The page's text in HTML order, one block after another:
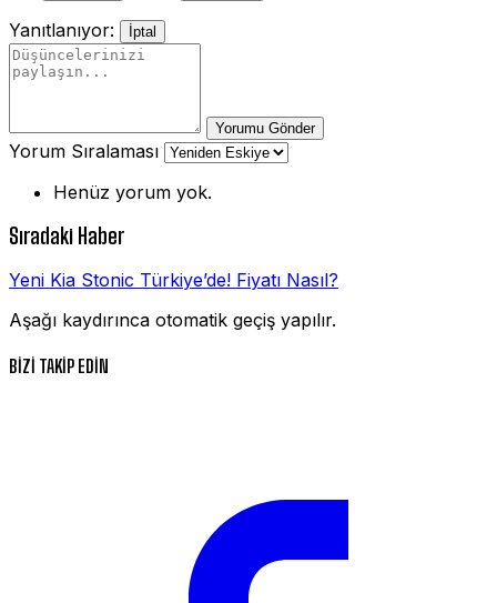
Yanıtlanıyor:
İptal
Yorumu Gönder
Yorum Sıralaması
Henüz yorum yok.
Sıradaki Haber
Yeni Kia Stonic Türkiye’de! Fiyatı Nasıl?
Aşağı kaydırınca otomatik geçiş yapılır.
BİZİ TAKİP EDİN